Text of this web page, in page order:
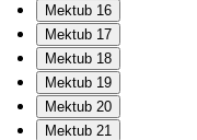
Mektub 16
Mektub 17
Mektub 18
Mektub 19
Mektub 20
Mektub 21